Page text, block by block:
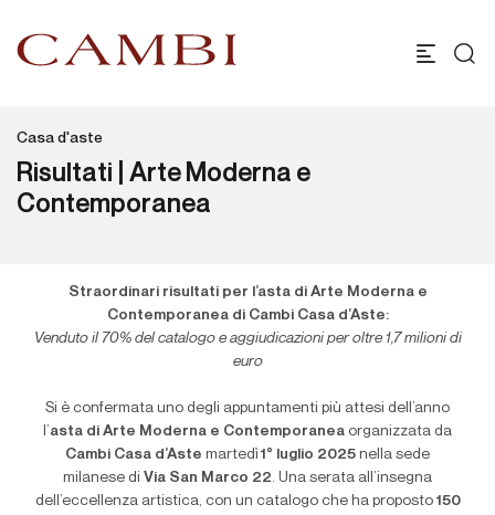
Casa d'aste
Risultati | Arte Moderna e
Contemporanea
Straordinari risultati per l’asta di Arte Moderna e
Contemporanea di Cambi Casa d’Aste:
Venduto il 70% del catalogo e aggiudicazioni per oltre 1,7 milioni di
euro
Si è confermata uno degli appuntamenti più attesi dell’anno
l’asta di Arte Moderna e Contemporanea organizzata da
Cambi Casa d’Aste martedì 1° luglio 2025 nella sede
milanese di Via San Marco 22. Una serata all’insegna
dell’eccellenza artistica, con un catalogo che ha proposto 150